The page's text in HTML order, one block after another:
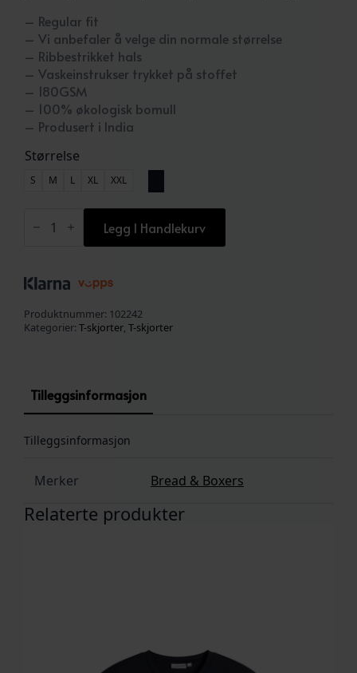
– Regular fit
– Vi anbefaler å velge din normale størrelse
– Ribbestrikket hals
– Vaskeinstrukser trykket på stoffet
– 180GSM
– 100% økologisk bomull
– Produsert i India
Størrelse
S M L XL XXL
Neck Legg I Handlekurv
Produktnummer: 102242
Kategorier: T-skjorter, T-skjorter
Tilleggsinformasjon
Tilleggsinformasjon
Merker Bread & Boxers
Relaterte produkter